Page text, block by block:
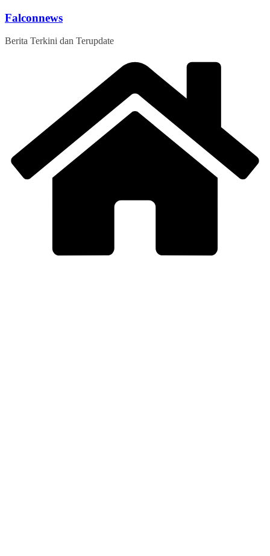
Skip
content
Falconnews
Berita Terkini dan Terupdate